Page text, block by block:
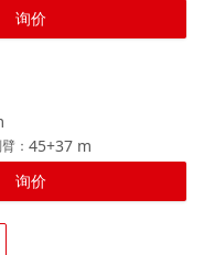
询价
45+37 m
：
询价